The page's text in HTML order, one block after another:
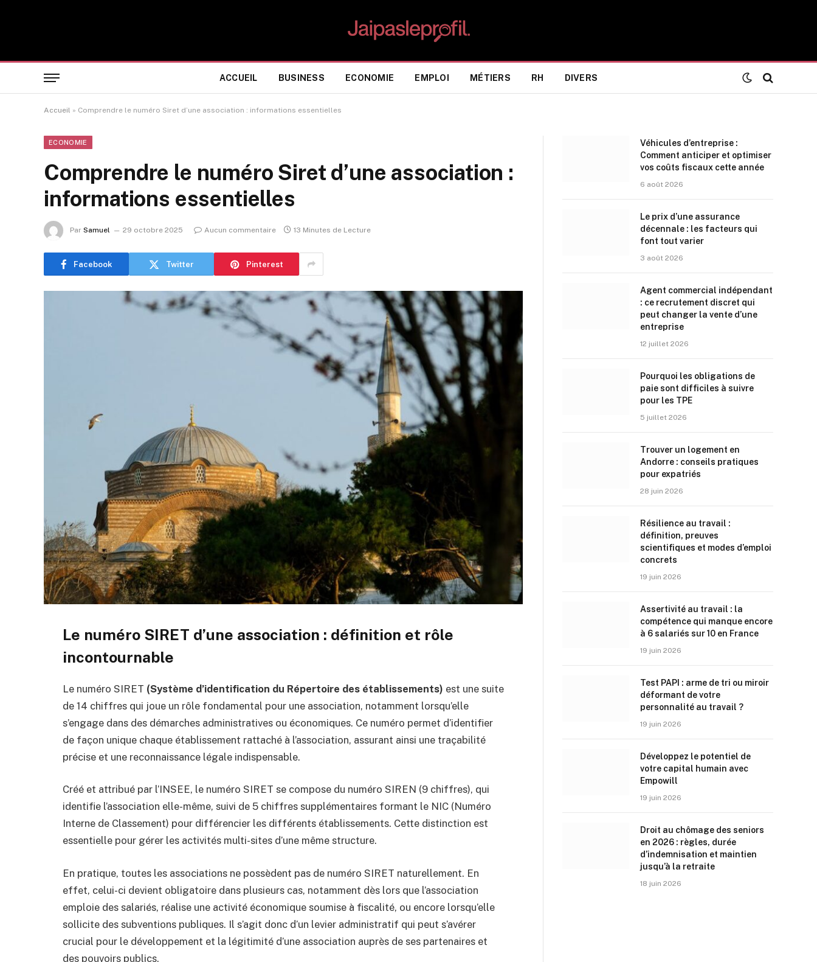
ACCUEIL BUSINESS ECONOMIE EMPLOI MÉTIERS RH DIVERS
Accueil » Comprendre le numéro Siret d’une association : informations essentielles
ECONOMIE
Comprendre le numéro Siret d’une association :
informations essentielles
Par Samuel 29 octobre 2025 Aucun commentaire 13 Minutes de Lecture
Facebook Twitter Pinterest
Le numéro SIRET d’une association : définition et rôle
incontournable
Le numéro SIRET (Système d’identification du Répertoire des établissements) est une suite
de 14 chiffres qui joue un rôle fondamental pour une association, notamment lorsqu’elle
s’engage dans des démarches administratives ou économiques. Ce numéro permet d’identifier
de façon unique chaque établissement rattaché à l’association, assurant ainsi une traçabilité
précise et une reconnaissance légale indispensable.
Créé et attribué par l’INSEE, le numéro SIRET se compose du numéro SIREN (9 chiffres), qui
identifie l’association elle-même, suivi de 5 chiffres supplémentaires formant le NIC (Numéro
Interne de Classement) pour différencier les différents établissements. Cette distinction est
essentielle pour gérer les activités multi-sites d’une même structure.
En pratique, toutes les associations ne possèdent pas de numéro SIRET naturellement. En
effet, celui-ci devient obligatoire dans plusieurs cas, notamment dès lors que l’association
emploie des salariés, réalise une activité économique soumise à fiscalité, ou encore lorsqu’elle
sollicite des subventions publiques. Il s’agit donc d’un levier administratif qui peut s’avérer
crucial pour le développement et la légitimité d’une association auprès de ses partenaires et
des pouvoirs publics.
Véhicules d’entreprise :
Comment anticiper et optimiser
vos coûts fiscaux cette année
6 août 2026
Le prix d’une assurance
décennale : les facteurs qui
font tout varier
3 août 2026
Agent commercial indépendant
: ce recrutement discret qui
peut changer la vente d’une
entreprise
12 juillet 2026
Pourquoi les obligations de
paie sont difficiles à suivre
pour les TPE
5 juillet 2026
Trouver un logement en
Andorre : conseils pratiques
pour expatriés
28 juin 2026
Résilience au travail :
définition, preuves
scientifiques et modes d’emploi
concrets
19 juin 2026
Assertivité au travail : la
compétence qui manque encore
à 6 salariés sur 10 en France
19 juin 2026
Test PAPI : arme de tri ou miroir
déformant de votre
personnalité au travail ?
19 juin 2026
Développez le potentiel de
votre capital humain avec
Empowill
19 juin 2026
Droit au chômage des seniors
en 2026 : règles, durée
d’indemnisation et maintien
jusqu’à la retraite
18 juin 2026